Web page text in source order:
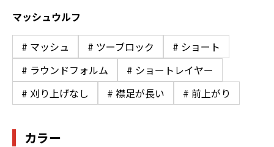
マッシュウルフ
# マッシュ # ツーブロック
# ショート
# ラウンドフォルム
# ショートレイヤー
# 刈り上げなし
# 襟足が長い # 前上がり
カラー